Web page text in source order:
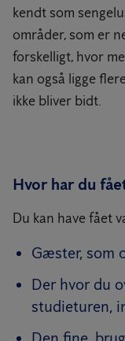
kendt som
områder, som er
forskelligt, hvor
kan også ligge
ikke bliver bidt.
Hvor har du
Du kan have fået
Gæster, som
Der hvor du
studieturen,